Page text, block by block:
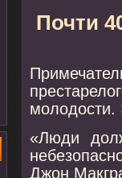
Почти
мοлодости.
«Люди
Джон